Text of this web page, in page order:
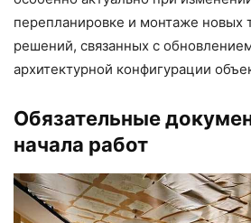
перепланировке и монтаже новых
решений, связанных с
архитектурной конфигурации
Обязательные
начала работ